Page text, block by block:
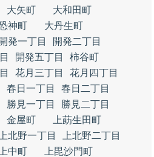
大矢町
大和田町
神町
大丹生町
開発一丁目
開発二丁目
開発五丁目
柿谷町
花月三丁目
花月四丁目
春日一丁目
春日二丁目
勝見一丁目
勝見二丁目
金屋町
上莇生田町
上北野一丁目
上北野二丁目
上中町
上毘沙門町